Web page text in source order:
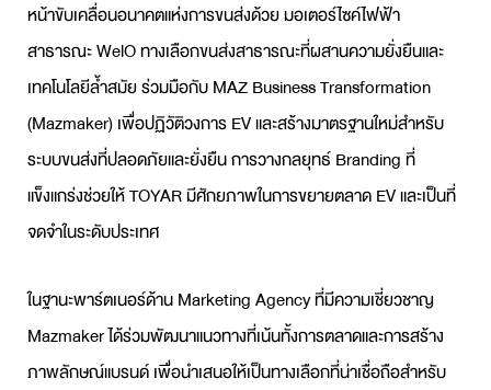
หน้าขับเคลื่อนอนาคตแห่งการขนส่งด้วย มอเตอร์ไซค์ไฟฟ้า
สาธารณะ WelO ทางเลือกขนส่งสาธารณะที่ผสานความยั่งยืนและ
เทคโนโลยีล้ำสมัย ร่วมมือกับ MAZ Business Transformation
(Mazmaker) เพื่อปฏิวัติวงการ EV และสร้างมาตรฐานใหม่สำหรับ
ระบบขนส่งที่ปลอดภัยและยั่งยืน การวางกลยุทธ์Brandingที่
แข็งแกร่งช่วยให้ TOYAR มีศักยภาพในการขยายตลาด EV และเป็นที่
จดจำในระดับประเทศ
ในฐานะพาร์ตเนอร์ด้าน Marketing Agency ที่มีความเชี่ยวชาญ
Mazmaker ได้ร่วมพัฒนาแนวทางที่เน้นทั้งการตลาดและการสร้าง
ภาพลักษณ์แบรนด์ เพื่อนำเสนอให้เป็นทางเลือกที่น่าเชื่อถือสำหรับ